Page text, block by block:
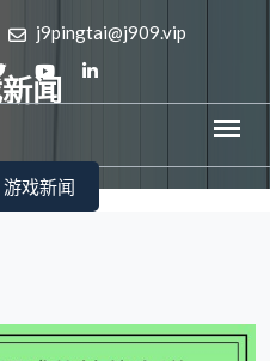
j9pingtai@j909.vip
闻
游戏新闻